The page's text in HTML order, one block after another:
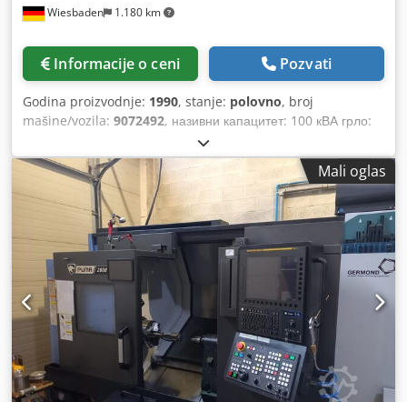
Wiesbaden 1.180 km
Informacije o ceni Pozvati
Godina proizvodnje: 1990, stanje: polovno, broj
mašine/vozila: 9072492, називни капацитет: 100 кВА грло:
500 мм свећица ваздушни отвор: 330 - 500 мм електрични
прикључак: 400 В кВ потребан простор: 700 к 1420 к 2000
мм тежина: 750 кг Djdpfsz H Dyox Accjwa
Mali oglas